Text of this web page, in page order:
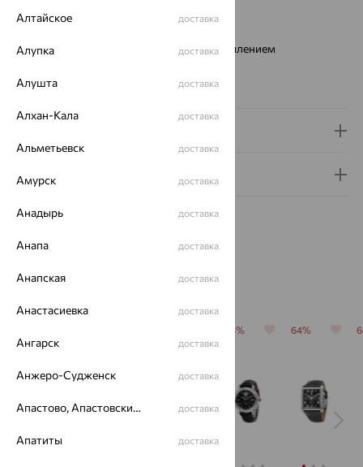
Механизм:
Стекло:
минеральное с сапфировым напылением
Коллекция:
Гарантия и возврат
Похожие изделия
64% 64%
Алтайское доставка
Алупка доставка
Алушта доставка
Алхан-Кала доставка
Альметьевск доставка
Амурск доставка
Анадырь доставка
Анапа доставка
Анапская доставка
Анастасиевка доставка
Ангарск доставка
Анжеро-Судженск доставка
Апастово, Апастовский район доставка
Апатиты доставка